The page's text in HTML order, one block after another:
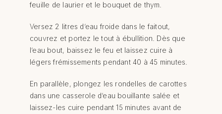
feuille de laurier et le bouquet de thym.
Versez 2 litres d’eau froide dans le faitout,
couvrez et portez le tout à ébullition. Dès que
l’eau bout, baissez le feu et laissez cuire à
légers frémissements pendant 40 à 45 minutes.
En parallèle, plongez les rondelles de carottes
dans une casserole d’eau bouillante salée et
laissez-les cuire pendant 15 minutes avant de